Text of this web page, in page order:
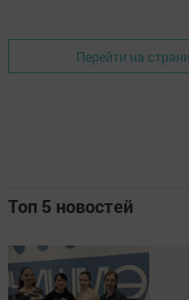
Перейти на
Топ 5 новостей